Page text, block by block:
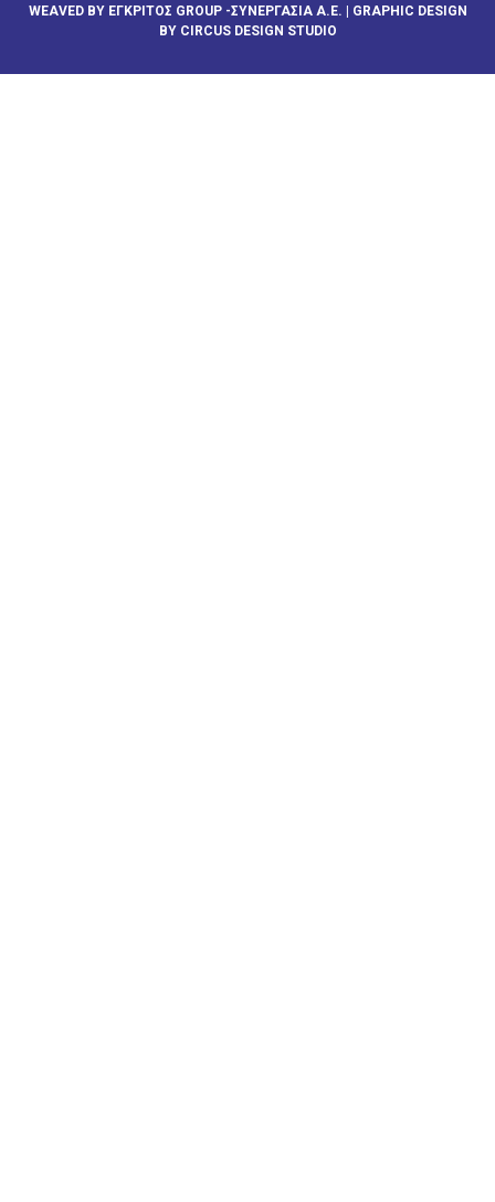
WEAVED BY ΕΓΚΡΙΤΟΣ GROUP -ΣΥΝΕΡΓΑΣΙΑ Α.Ε. | GRAPHIC DESIGN
BY CIRCUS DESIGN STUDIO